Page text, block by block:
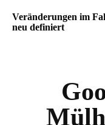
Veränderungen im
neu definiert